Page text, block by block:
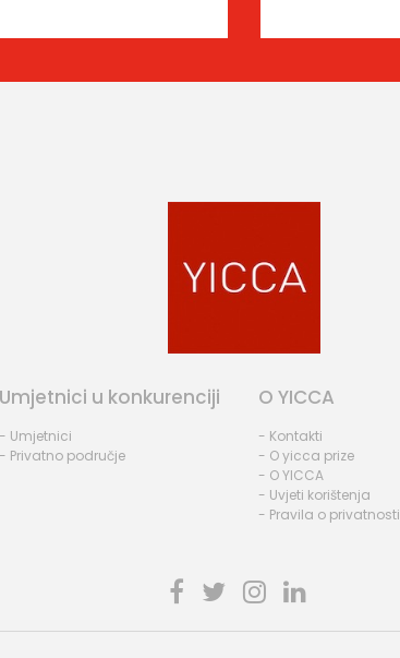
Umjetnici u konkurenciji
- Umjetnici
- Privatno područje
O YICCA
- Kontakti
- O yicca prize
- O YICCA
- Uvjeti korištenja
- Pravila o privatnosti